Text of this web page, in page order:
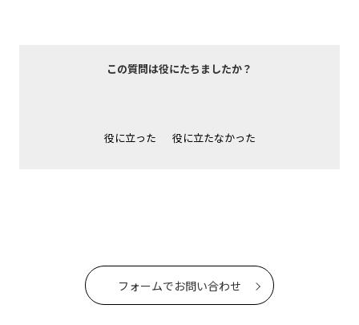
この質問は役にたちましたか？
役に立った 役に立たなかった
フォームでお問い合わせ